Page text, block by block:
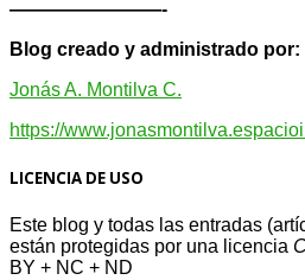
————————-
Blog creado y administrado por:
Jonás A. Montilva C.
https://
LICENCIA DE USO
Este blog y todas las entradas
están protegidas por una licencia
BY + NC + ND